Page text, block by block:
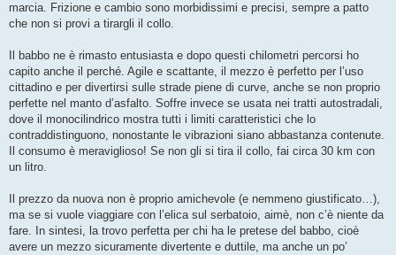
marcia. Frizione e cambio sono morbidissimi e precisi, sempre a patto
che non si provi a tirargli il collo.
Il babbo ne è rimasto entusiasta e dopo questi chilometri percorsi ho
capito anche il perché. Agile e scattante, il mezzo è perfetto per l’uso
cittadino e per divertirsi sulle strade piene di curve, anche se non proprio
perfette nel manto d’asfalto. Soffre invece se usata nei tratti autostradali,
dove il monocilindrico mostra tutti i limiti caratteristici che lo
contraddistinguono, nonostante le vibrazioni siano abbastanza contenute.
Il consumo è meraviglioso! Se non gli si tira il collo, fai circa 30 km con
un litro.
Il prezzo da nuova non è proprio amichevole (e nemmeno giustificato…),
ma se si vuole viaggiare con l’elica sul serbatoio, aimè, non c’è niente da
fare. In sintesi, la trovo perfetta per chi ha le pretese del babbo, cioè
avere un mezzo sicuramente divertente e duttile, ma anche un po’